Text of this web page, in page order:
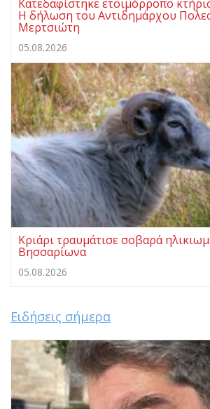
Κατεδαφίστηκε ετοιμόρροπο
Η δήλωση του Αντιδημάρχου
Μερτσιώτη
05.08.2026
Κριάρι τραυμάτισε σοβαρά
Βησσαρίωνα
05.08.2026
Ειδήσεις σήμερα